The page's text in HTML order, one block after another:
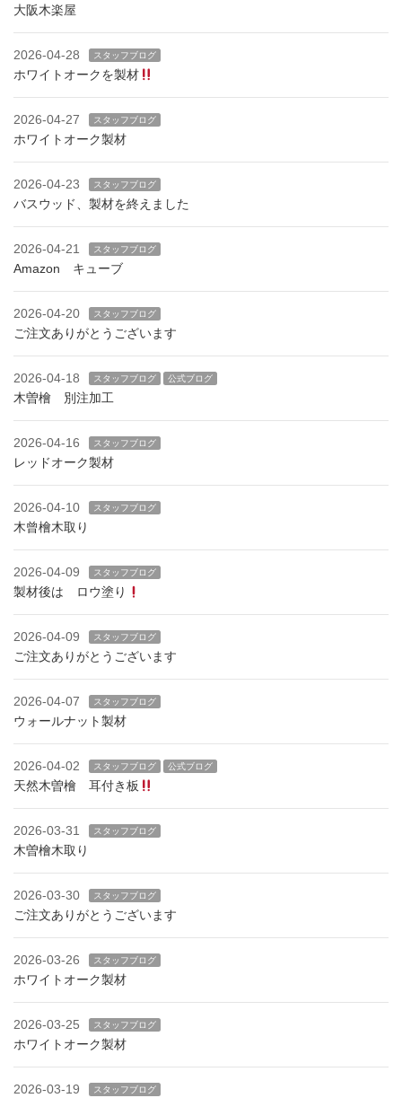
大阪木楽屋
2026-04-28 スタッフブログ
ホワイトオークを製材
2026-04-27 スタッフブログ
ホワイトオーク製材
2026-04-23 スタッフブログ
バスウッド、製材を終えました
2026-04-21 スタッフブログ
Amazon キューブ
2026-04-20 スタッフブログ
ご注文ありがとうございます
2026-04-18 スタッフブログ 公式ブログ
木曽檜 別注加工
2026-04-16 スタッフブログ
レッドオーク製材
2026-04-10 スタッフブログ
木曾檜木取り
2026-04-09 スタッフブログ
製材後は ロウ塗り
2026-04-09 スタッフブログ
ご注文ありがとうございます
2026-04-07 スタッフブログ
ウォールナット製材
2026-04-02 スタッフブログ 公式ブログ
天然木曽檜 耳付き板
2026-03-31 スタッフブログ
木曽檜木取り
2026-03-30 スタッフブログ
ご注文ありがとうございます
2026-03-26 スタッフブログ
ホワイトオーク製材
2026-03-25 スタッフブログ
ホワイトオーク製材
2026-03-19 スタッフブログ